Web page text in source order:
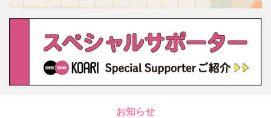
お知らせ